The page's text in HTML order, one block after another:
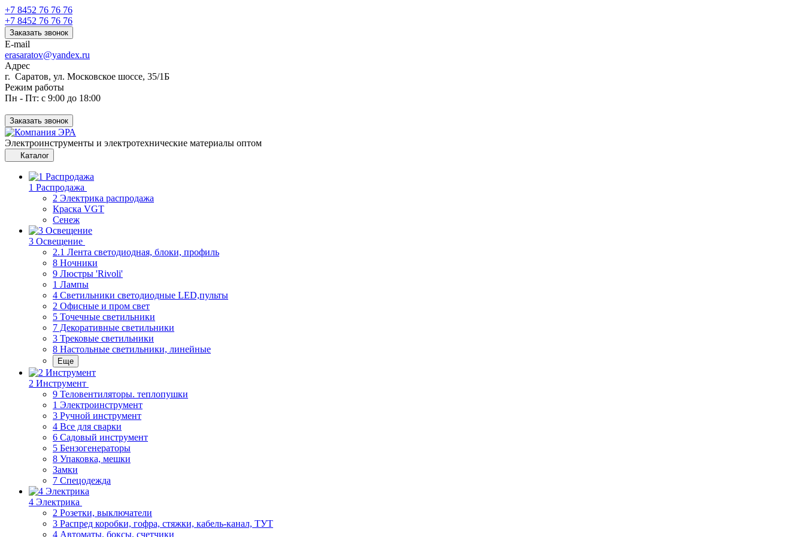
+7 8452 76 76 76
+7 8452 76 76 76
Заказать звонок
E-mail
erasaratov@yandex.ru
Адрес
г. Саратов, ул. Московское шоссе, 35/1Б
Режим работы
Пн - Пт: с 9:00 до 18:00
Заказать звонок
Электроинструменты и электротехнические материалы оптом
Каталог
1 Распродажа
2 Электрика распродажа
Краска VGT
Сенеж
3 Освещение
2.1 Лента светодиодная, блоки, профиль
8 Ночники
9 Люстры 'Rivoli'
1 Лампы
4 Светильники светодиодные LED,пульты
2 Офисные и пром свет
5 Точечные светильники
7 Декоративные светильники
3 Трековые светильники
8 Настольные светильники, линейные
Еще
2 Инструмент
9 Теловентиляторы. теплопушки
1 Электроинструмент
3 Ручной инструмент
4 Все для сварки
6 Садовый инструмент
5 Бензогенераторы
8 Упаковка, мешки
Замки
7 Спецодежда
4 Электрика
2 Розетки, выключатели
3 Распред коробки, гофра, стяжки, кабель-канал, ТУТ
4 Автоматы, боксы, счетчики